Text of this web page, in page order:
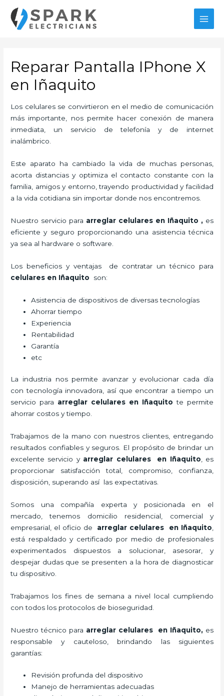
contenido
Reparar Pantalla IPhone X
en Iñaquito
Los celulares se convirtieron en el medio de comunicación
más importante, nos permite hacer conexión de manera
inmediata, un servicio de telefonía y de internet
inalámbrico.
Este aparato ha cambiado la vida de muchas personas,
acorta distancias y optimiza el contacto constante con la
familia, amigos y entorno, trayendo productividad y facilidad
a la vida cotidiana sin importar donde nos encontremos.
Nuestro servicio para arreglar celulares en Iñaquito ,es
eficiente y seguro proporcionando una asistencia técnica
ya sea al hardware o software.
Los beneficios y ventajas de contratar un técnico para
celulares en Iñaquito son:
Asistencia de dispositivos de diversas tecnologías
Ahorrar tiempo
Experiencia
Rentabilidad
Garantía
etc
La industria nos permite avanzar y evolucionar cada día
con tecnología innovadora, así que encontrar a tiempo un
servicio para arreglar celulares en Iñaquito te permite
ahorrar costos y tiempo.
Trabajamos de la mano con nuestros clientes, entregando
resultados confiables y seguros. El propósito de brindar un
excelente servicio y arreglar celulares en Iñaquito , es
proporcionar satisfacción total, compromiso, confianza,
disposición, superando así las expectativas.
Somos una compañía experta y posicionada en el
mercado, tenemos domicilio residencial, comercial y
empresarial, el oficio de arreglar celulares en Iñaquito
está respaldado y certificado por medio de profesionales
experimentados dispuestos a solucionar, asesorar, y
despejar dudas que se presenten a la hora de diagnosticar
tu dispositivo.
Trabajamos los fines de semana a nivel local cumpliendo
con todos los protocolos de bioseguridad.
Nuestro técnico para arreglar celulares en Iñaquito, es
responsable y cauteloso, brindando las siguientes
garantías:
Revisión profunda del dispositivo
Manejo de herramientas adecuadas